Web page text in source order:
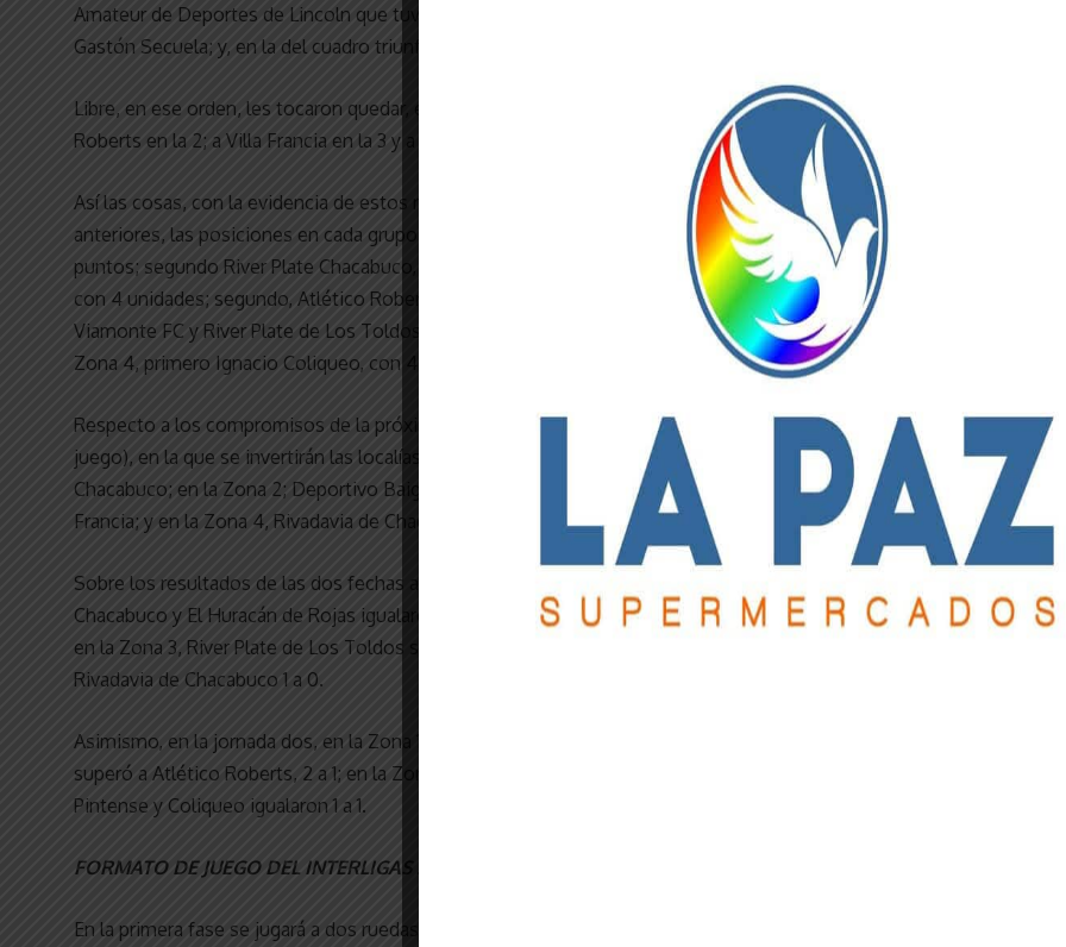
Amateur de Deportes de Lincoln que tuvo en la autoría de su gol en tiempo de descuento en el complemento, a
Gastón Secuela; y, en la del cuadro triunfador, a Pacheco y Frontera.
Libre, en ese orden, les tocaron quedar, en esta jornada tercera, a River Plate de Chacabuco en la Zona 1; a Atlético
Roberts en la 2; a Villa Francia en la 3 y a Ignacio Coliqueo en la 4.
Así las cosas, con la evidencia de estos resultados, y con los materializados en las dos jornadas de competencia
anteriores, las posiciones en cada grupo quedaron del siguiente modo, en la Zona 1, primeroDefensa Argentina, con
puntos; segundo River Plate Chacabuco, con 2; y tercero, El Huracán de Rojas, con 1. En la Zona 2, primero, 9 de Julio,
con 4 unidades; segundo, Atlético Roberts, con 3; y tercero, Deportivo Baigorrita, con 1. En la Zona 3, primeros
Viamonte FC y River Plate de Los Toldos, 4 puntos; y segundo, Villa Francia, sin unidades cosechadas aún. Y en la
Zona 4, primero Ignacio Coliqueo, con 4 unidades, segundo; Rivadavia Chacabuco, con 3; y tercero, Pintense, con 1.
Respecto a los compromisos de la próxima fecha, serán los iniciales de la segunda rueda (ver recuadro formato de
juego), en la que se invertirán las localías. En ese orden, en la Zona 1, El Huracán de Rojas será local de River Plate de
Chacabuco; en la Zona 2; Deportivo Baigorrita, de Atlético Roberts; en la Zona 3, River Plate de Los Toldos, de Villa
Francia; y en la Zona 4, Rivadavia de Chacabuco, de Ignacio Coliqueo.
Sobre los resultados de las dos fechas anteriores de este certamen, en la primera jornada, en la Zona 1, River Plate
Chacabuco y El Huracán de Rojas igualaron 2 a 2; en la Zona 2, Atlético Roberts superó 1 a 0 a Deportivo Baigorrita;
en la Zona 3, River Plate de Los Toldos se impuso 1 a 0 sobre Villa Francia; y en la Zona 4, Ignacio Coliqueo doblegó
Rivadavia de Chacabuco 1 a 0.
Asimismo, en la jornada dos, en la Zona 1, Defensa y River Plate de Chacabuco igualaron 1 a 1; en la Zona 2, 9 de Julio
superó a Atlético Roberts, 2 a 1; en la Zona 3, Viamonte Fútbol Club le ganó a Villa Francia 5 a 0; y en la Zona 4,
Pintense y Coliqueo igualaron 1 a 1.
FORMATO DE JUEGO DEL INTERLIGAS 2024
En la primera fase se jugará a dos ruedas, con partidos de ida y vuelta en cada zona, clasificando a la segunda